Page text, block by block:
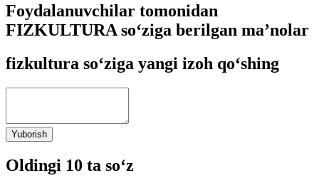
Foydalanuvchilar tomonidan
FIZKULTURA so‘ziga berilgan ma’nolar
fizkultura so‘ziga yangi izoh qo‘shing
Yuborish
Oldingi 10 ta so‘z